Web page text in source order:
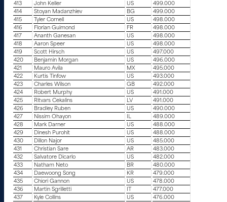
413
John Keller US
499.000
414
Stoyan Madanzhiev BG
499.000
415
Tyler Cornell US
498.000
416
Florian Guimond FR
498.000
417
Ananth Ganesan US
498.000
418
Aaron Speer US
498.000
419
Scott Hirsch US
497.000
420
Benjamin Morgan US
496.000
421
Mauro Avila MX
495.000
422
Kurtis Tinfow US
493.000
423
Charles Wilson GB
492.000
424
Robert Murphy US
491.000
425
Ritvars Cekalins LV
491.000
426
Bradley Ruben US
490.000
427
Nissim Ohayon IL
489.000
428
Mark Darner US
488.000
429
Dinesh Purohit US
488.000
430
Dillon Najor US
485.000
431
Christian Sare AR
483.000
432
Salvatore Dicarlo US
482.000
433
Natham Neto BR
480.000
434
Daewoong Song KR
479.000
435
Chiori Gannon US
478.000
436
Martin Sgrilletti
477.000
437
Kyle Collins US
476.000